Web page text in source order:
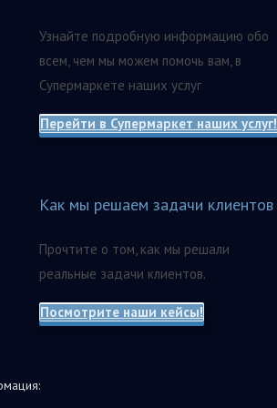
Узнайте подробную информацию обо
всем, чем мы можем помочь вам, в
Супермаркете наших услуг
Перейти в Супермаркет наших услуг!
Как мы решаем задачи клиентов
Прочтите о том, как мы решали
реальные задачи клиентов.
Посмотрите наши кейсы!